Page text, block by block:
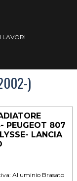
LAVORI
)
PEUGEOT 807
LANCIA
Alluminio Brasato